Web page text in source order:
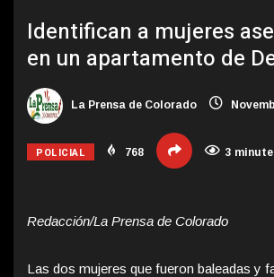
Identifican a mujeres
en un apartamento de
La Prensa de Colorado
POLICIAL 768 3
Redacción/La Prensa de Colorado
Las dos mujeres que fueron baleadas y